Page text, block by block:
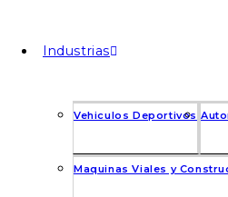
Industrias
Vehiculos Deportivos
Maquinas Viales y